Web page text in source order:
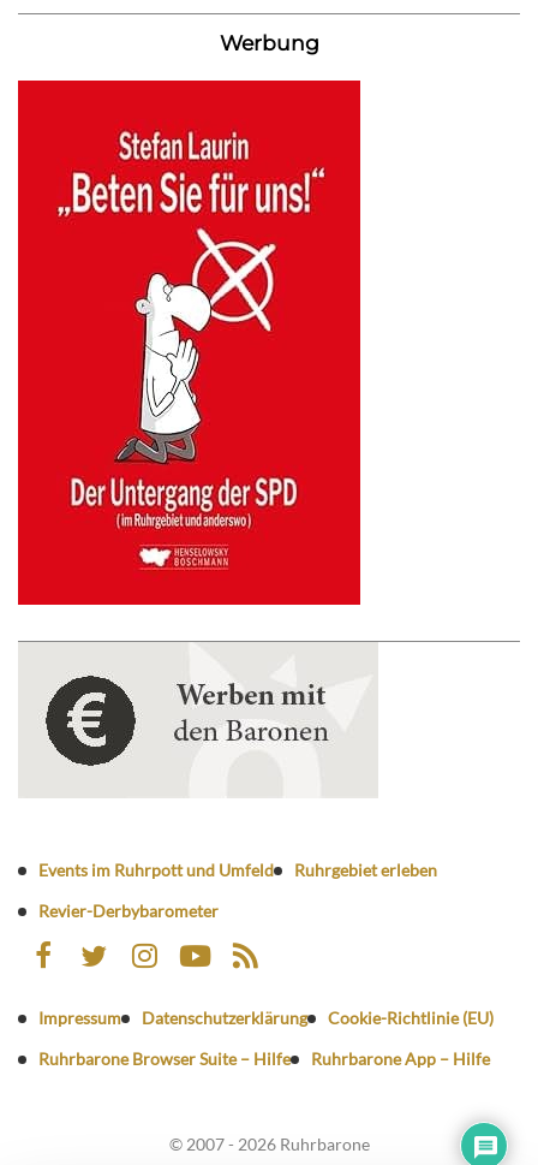
Werbung
Events im Ruhrpott und Umfeld
Ruhrgebiet erleben
Revier-Derbybarometer
Impressum Datenschutzerklärung
Cookie-Richtlinie (EU)
Ruhrbarone Browser Suite – Hilfe
Ruhrbarone App – Hilfe
© 2007 - 2026 Ruhrbarone